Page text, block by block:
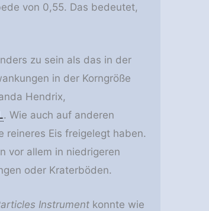
von 0,55. Das bedeutet,
zu sein als das in der
in der Korngröße
Hendrix,
. Wie auch auf anderen
reineres Eis freigelegt haben.
vor allem in niedrigeren
oder Kraterböden.
Instrumentkonnte wie